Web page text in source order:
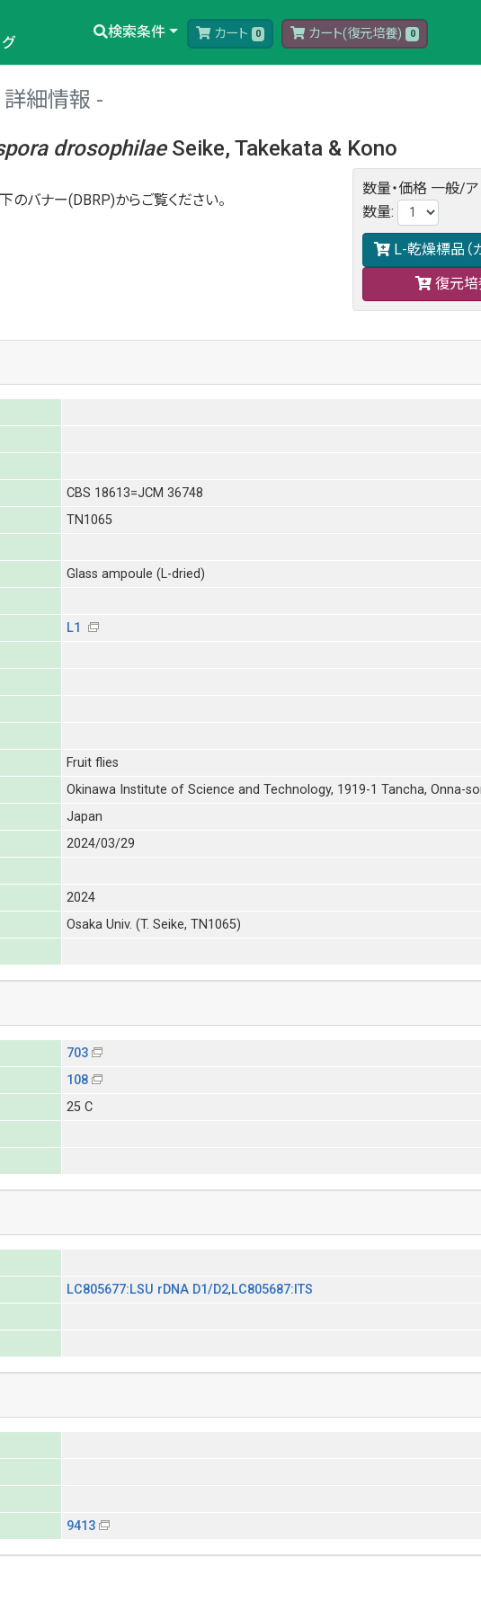
検索条件 カート 0 カート(復元培養) 0
詳細情報
drosophilaeSeike, Takekata & Kono
バナー(DBRP)からご覧ください。
数量・価格 一般/ア
数量:
L-乾燥標品（
復元
CBS 18613=JCM 36748
TN1065
Glass ampoule (L-dried)
L1
Fruit flies
Okinawa Institute of Science and Technology, 1919-1 Tancha, Onna-
Japan
2024/03/29
2024
Osaka Univ. (T. Seike, TN1065)
703
108
25 C
LC805677:LSU rDNA D1/D2,LC805687:ITS
9413